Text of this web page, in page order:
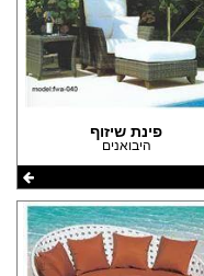
פינת שיזוף
היבואנים